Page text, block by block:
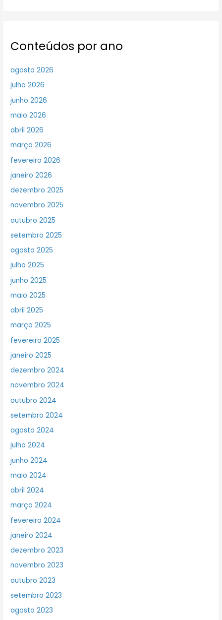
Conteúdos por ano
agosto 2026
julho 2026
junho 2026
maio 2026
abril 2026
março 2026
fevereiro 2026
janeiro 2026
dezembro 2025
novembro 2025
outubro 2025
setembro 2025
agosto 2025
julho 2025
junho 2025
maio 2025
abril 2025
março 2025
fevereiro 2025
janeiro 2025
dezembro 2024
novembro 2024
outubro 2024
setembro 2024
agosto 2024
julho 2024
junho 2024
maio 2024
abril 2024
março 2024
fevereiro 2024
janeiro 2024
dezembro 2023
novembro 2023
outubro 2023
setembro 2023
agosto 2023